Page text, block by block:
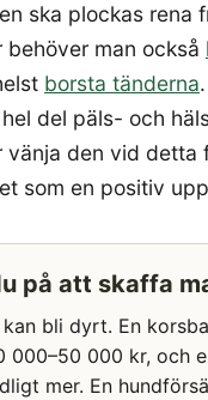
ska plockas rena
behöver man också
borsta tänderna
del päls- och
vänja den vid detta
som en positiv
på att skaffa
bli dyrt. En
000–50 000 kr, och
mer. En